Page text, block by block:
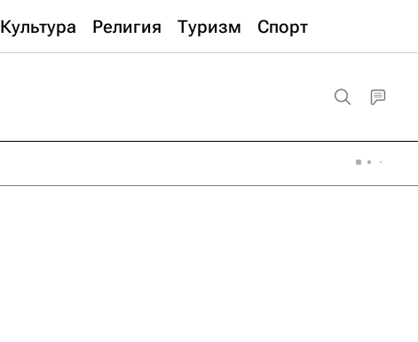
Культура Религия Туризм Спорт